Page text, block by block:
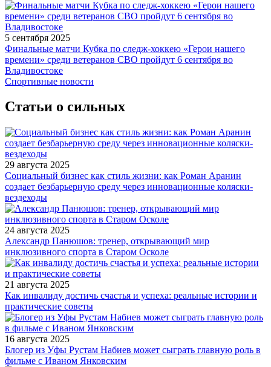
5 сентября 2025
Финальные матчи Кубка по следж-хоккею «Герои нашего
времени» среди ветеранов СВО пройдут 6 сентября во
Владивостоке
Спортивные новости
Статьи о сильных
29 августа 2025
Социальный бизнес как стиль жизни: как Роман Аранин
создает безбарьерную среду через инновационные коляски-
вездеходы
24 августа 2025
Александр Панюшов: тренер, открывающий мир
инклюзивного спорта в Старом Осколе
21 августа 2025
Как инвалиду достичь счастья и успеха: реальные истории и
практические советы
16 августа 2025
Блогер из Уфы Рустам Набиев может сыграть главную роль в
фильме с Иваном Янковским